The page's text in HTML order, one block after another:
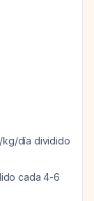
kg/día dividido
cada 4-6